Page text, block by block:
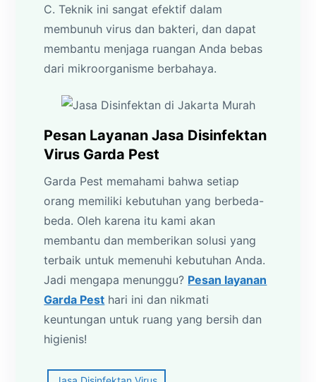
C. Teknik ini sangat efektif dalam
membunuh virus dan bakteri, dan dapat
membantu menjaga ruangan Anda bebas
dari mikroorganisme berbahaya.
Pesan Layanan Jasa Disinfektan
Virus Garda Pest
Garda Pest memahami bahwa setiap
orang memiliki kebutuhan yang berbeda-
beda. Oleh karena itu kami akan
membantu dan memberikan solusi yang
terbaik untuk memenuhi kebutuhan Anda.
Jadi mengapa menunggu? Pesan layanan
Garda Pest hari ini dan nikmati
keuntungan untuk ruang yang bersih dan
higienis!